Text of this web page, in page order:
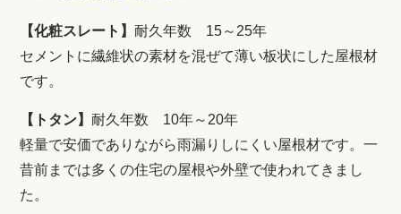
【化粧スレート】 耐久年数 15～25年
セメントに繊維状の素材を混ぜて薄い板状にした屋根材
です。
【トタン】 耐久年数 10年～20年
軽量で安価でありながら雨漏りしにくい屋根材です。一
昔前までは多くの住宅の屋根や外壁で使われてきまし
た。